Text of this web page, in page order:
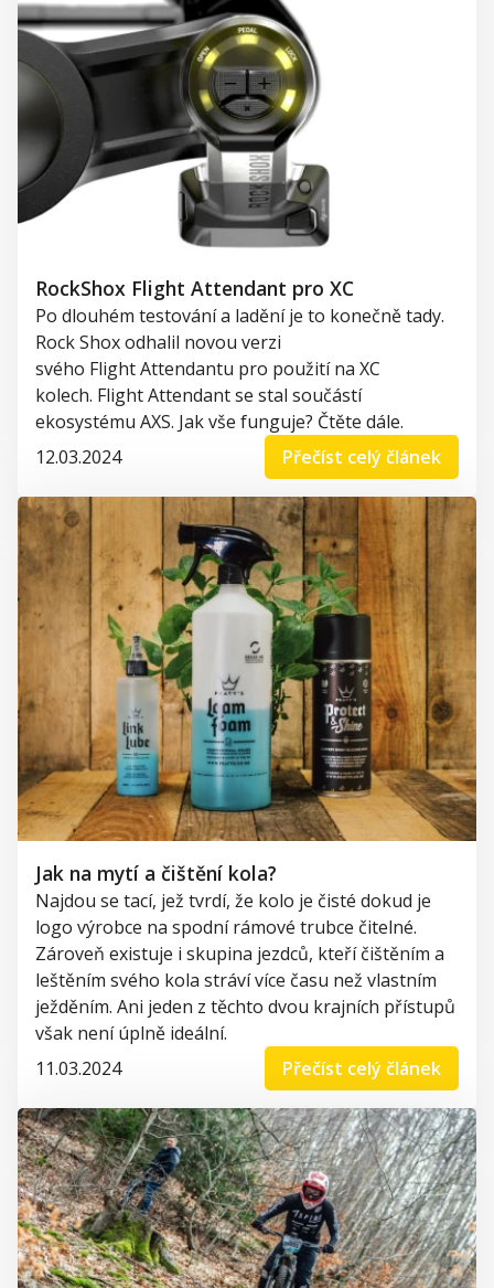
RockShox Flight Attendant pro XC
Po dlouhém testování a ladění je to konečně tady.
RockShoxodhalil novou verzi
svého FlightAttendantu pro použití na XC
kolech. FlightAttendantse stal součástí
ekosystému AXS. Jak vše funguje? Čtěte dále.
12.03.2024
Přečíst celý článek
Jak na mytí a čištění kola?
Najdou se tací, jež tvrdí, že kolo je čisté dokud je
logo výrobce na spodní rámové trubce čitelné.
Zároveň existuje i skupina jezdců, kteří čištěním a
leštěním svého kola stráví více času než vlastním
ježděním. Ani jeden z těchto dvou krajních přístupů
však není úplně ideální.
11.03.2024
Přečíst celý článek